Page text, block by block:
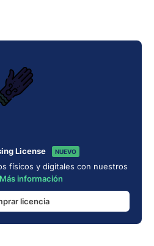
License NUEVO
físicos y digitales con nuestros
Más información
licencia